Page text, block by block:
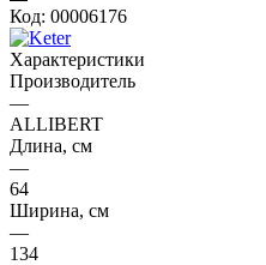
Код: 00006176
Характеристики
Производитель
—
ALLIBERT
Длина, см
—
64
Ширина, см
—
134